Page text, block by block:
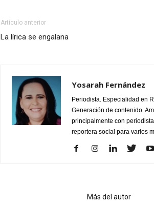
Artículo anterior
La lírica se engalana
Yosarah Fernández
Periodista. Especialidad en
Generación de contenido.
principalmente con
reportera social para varios
Más del autor